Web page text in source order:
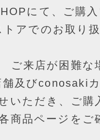
にて、ご購
トアでのお取り
ご来店が困難な
舗及びconosaki
いただき、ご購
商品ページをご